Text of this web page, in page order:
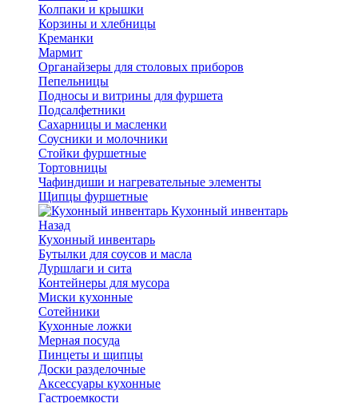
Колпаки и крышки
Корзины и хлебницы
Креманки
Мармит
Органайзеры для столовых приборов
Пепельницы
Подносы и витрины для фуршета
Подсалфетники
Сахарницы и масленки
Соусники и молочники
Стойки фуршетные
Тортовницы
Чафиндиши и нагревательные элементы
Щипцы фуршетные
Кухонный инвентарь
Назад
Кухонный инвентарь
Бутылки для соусов и масла
Дуршлаги и сита
Контейнеры для мусора
Миски кухонные
Сотейники
Кухонные ложки
Мерная посуда
Пинцеты и щипцы
Доски разделочные
Аксессуары кухонные
Гастроемкости